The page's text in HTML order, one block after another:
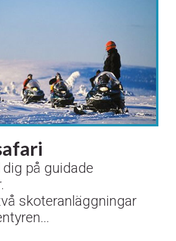
på guidade
skoteranläggningar